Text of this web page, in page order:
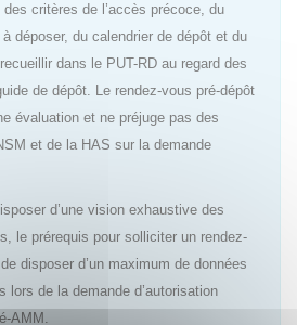
critères de l’accès précoce, du
déposer, du calendrier de dépôt et du
dans le PUT-RD au regard des
de dépôt. Le rendez-vous pré-dépôt
évaluation et ne préjuge pas des
et de la HAS sur la demande
d’une vision exhaustive des
le prérequis pour solliciter un rendez-
disposer d’un maximum de données
lors de la demande d’autorisation
AMM.